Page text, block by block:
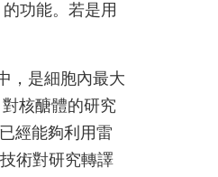
功能。若是用
，是細胞內最大
核醣體的研究
經能夠利用雷
術對研究轉譯